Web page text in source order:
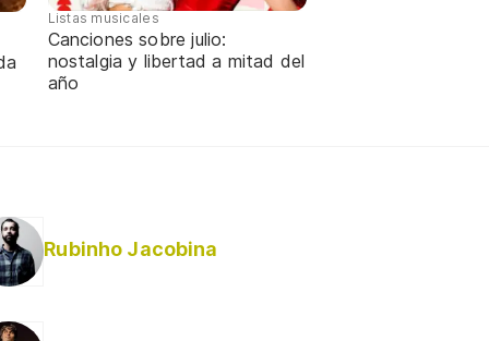
Listas musicales
Canciones sobre julio:
nostalgia y libertad a mitad del
año
Rubinho Jacobina